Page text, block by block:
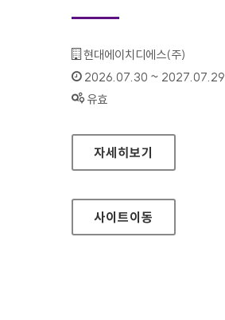
기관명 :
현대에이치디에스(주)
인증기간 :
2026.07.30 ~ 2027.07.29
상태 :
유효
현대HDS
자세히보기
사이트이동